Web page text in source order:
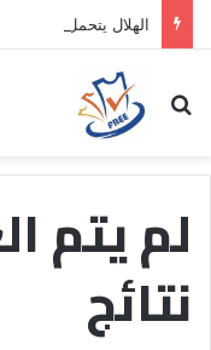
بحث عن
لم يتم
نتائج